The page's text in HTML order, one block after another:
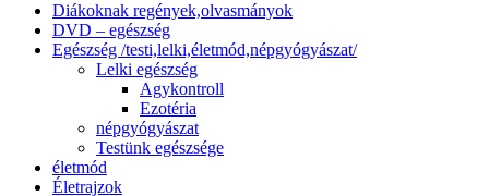
Diákoknak regények,olvasmányok
DVD – egészség
Egészség /testi,lelki,életmód,népgyógyászat/
Lelki egészség
Agykontroll
Ezotéria
népgyógyászat
Testünk egészsége
életmód
Életrajzok